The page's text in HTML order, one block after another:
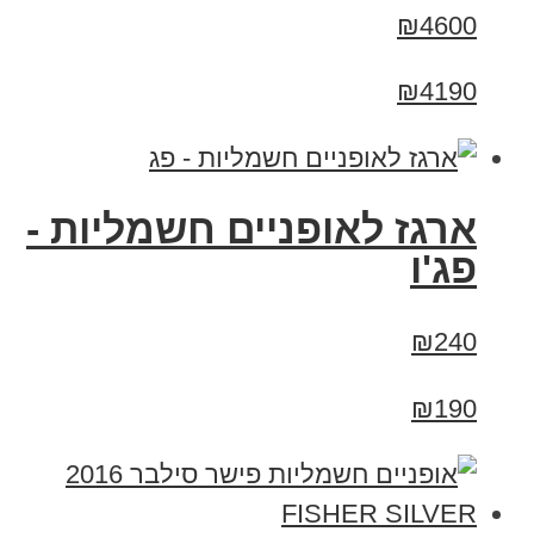
₪4600
₪4190
ארגז לאופניים חשמליות -
פג'ו
₪240
₪190